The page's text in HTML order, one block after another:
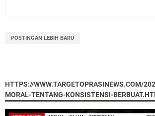
POSTINGAN LEBIH BARU
HTTPS://WWW.TARGETOPRASINEWS.COM/
MORAL-TENTANG-KONSISTENSI-